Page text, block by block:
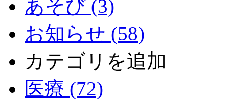
あそび (3)
お知らせ (58)
カテゴリを追加
医療 (72)